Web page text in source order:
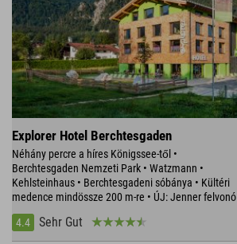
Explorer Hotel Berchtesgaden
Néhány percre a híres Königssee-től •
Berchtesgaden Nemzeti Park • Watzmann •
Kehlsteinhaus • Berchtesgadeni sóbánya • Kültéri
medence mindössze 200 m-re • ÚJ: Jenner felvonó
4.4
Sehr Gut